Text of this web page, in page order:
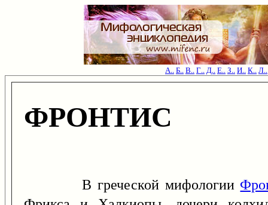
А..Б..В..Г..Д..Е..З..И..К..Л..
ФРОНТИС
В греческой мифологии